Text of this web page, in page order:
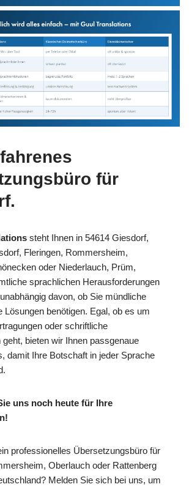
für
steht Ihnen in 54614 Giesdorf,
Fleringen, Rommersheim,
oder Niederlauch, Prüm,
sprachlichen Herausforderungen
davon, ob Sie mündliche
Lösungen benötigen. Egal, ob es um
oder schriftliche
bieten wir Ihnen passgenaue
damit Ihre Botschaft in jeder Sprache
uns noch heute für Ihre
professionelles Übersetzungsbüro für
Oberlauch oder Rattenberg
Melden Sie sich bei uns, um